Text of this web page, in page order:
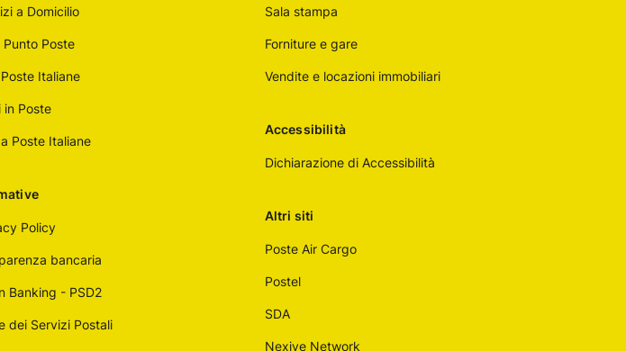
a Domicilio
Punto Poste
Italiane
in Poste
Poste Italiane
Policy
bancaria
Banking - PSD2
dei Servizi Postali
Sala stampa
Forniture e gare
Vendite e locazioni immobiliari
Accessibilità
Dichiarazione di Accessibilità
Altri siti
Poste Air Cargo
Postel
SDA
Nexive Network